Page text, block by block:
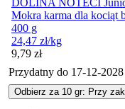
DOLINA NOTECI
Mokra karma dla kociąt
400 g
24,47 zł/kg
Cena
9,79 zł
Przydatny do 17-12-2028
Odbierz za 10 gr: Przy